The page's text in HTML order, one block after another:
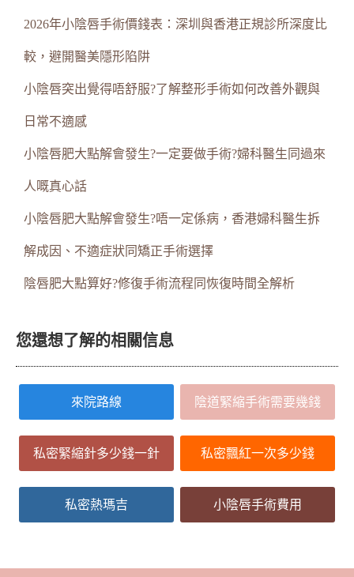
2026年小陰唇手術價錢表：深圳與香港正規診所深度比
較，避開醫美隱形陷阱
小陰唇突出覺得唔舒服?了解整形手術如何改善外觀與
日常不適感
小陰唇肥大點解會發生?一定要做手術?婦科醫生同過來
人嘅真心話
小陰唇肥大點解會發生?唔一定係病，香港婦科醫生拆
解成因、不適症狀同矯正手術選擇
陰唇肥大點算好?修復手術流程同恢復時間全解析
您還想了解的相關信息
來院路線 陰道緊縮手術需要幾錢
私密緊縮針多少錢一針 私密飄紅一次多少錢
私密熱瑪吉 小陰唇手術費用